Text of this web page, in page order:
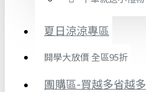
夏日涼涼專區
開學大放價 全區95折
團購區-買越多省越多